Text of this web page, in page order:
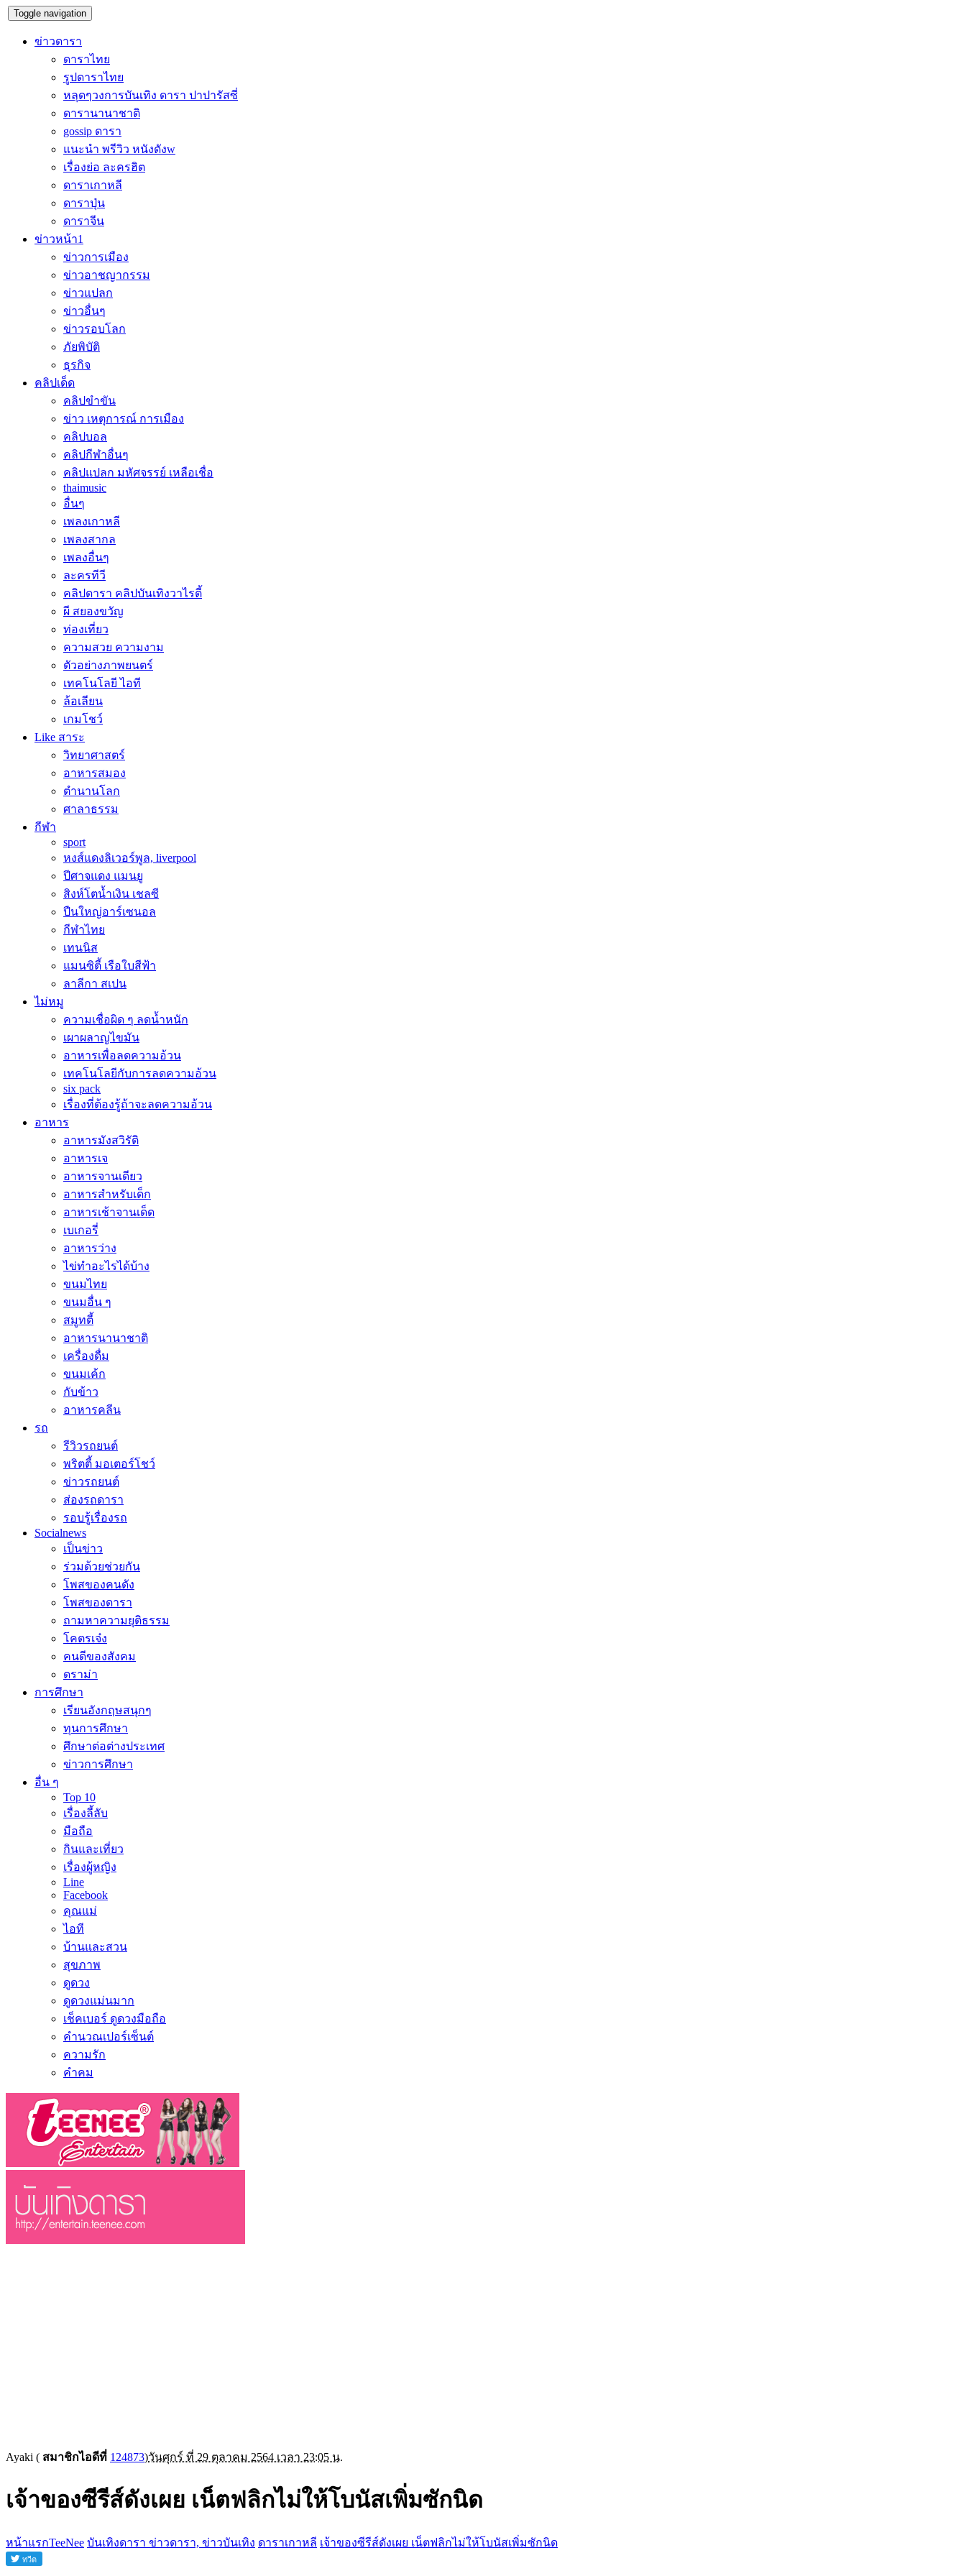
Toggle navigation
ข่าวดารา
ดาราไทย
รูปดาราไทย
หลุดๆวงการบันเทิง ดารา ปาปารัสซี่
ดารานานาชาติ
gossip ดารา
แนะนำ พรีวิว หนังดังw
เรื่องย่อ ละครฮิต
ดาราเกาหลี
ดาราปุ่น
ดาราจีน
ข่าวหน้า1
ข่าวการเมือง
ข่าวอาชญากรรม
ข่าวแปลก
ข่าวอื่นๆ
ข่าวรอบโลก
ภัยพิบัติ
ธุรกิจ
คลิปเด็ด
คลิปขำขัน
ข่าว เหตุการณ์ การเมือง
คลิปบอล
คลิปกีฬาอื่นๆ
คลิปแปลก มหัศจรรย์ เหลือเชื่อ
thaimusic
อื่นๆ
เพลงเกาหลี
เพลงสากล
เพลงอื่นๆ
ละครทีวี
คลิปดารา คลิปบันเทิงวาไรตี้
ผี สยองขวัญ
ท่องเที่ยว
ความสวย ความงาม
ตัวอย่างภาพยนตร์
เทคโนโลยี ไอที
ล้อเลียน
เกมโชว์
Like สาระ
วิทยาศาสตร์
อาหารสมอง
ตำนานโลก
ศาลาธรรม
กีฬา
sport
หงส์แดงลิเวอร์พูล, liverpool
ปีศาจแดง แมนยู
สิงห์โตน้ำเงิน เชลซี
ปืนใหญ่อาร์เซนอล
กีฬาไทย
เทนนิส
แมนซิตี้ เรือใบสีฟ้า
ลาลีกา สเปน
ไม่หมู
ความเชื่อผิด ๆ ลดน้ำหนัก
เผาผลาญไขมัน
อาหารเพื่อลดความอ้วน
เทคโนโลยีกับการลดความอ้วน
six pack
เรื่องที่ต้องรู้ถ้าจะลดความอ้วน
อาหาร
อาหารมังสวิรัติ
อาหารเจ
อาหารจานเดียว
อาหารสำหรับเด็ก
อาหารเช้าจานเด็ด
เบเกอรี่
อาหารว่าง
ไข่ทำอะไรได้บ้าง
ขนมไทย
ขนมอื่น ๆ
สมูทตี้
อาหารนานาชาติ
เครื่องดื่ม
ขนมเค้ก
กับข้าว
อาหารคลีน
รถ
รีวิวรถยนต์
พริตตี้ มอเตอร์โชว์
ข่าวรถยนต์
ส่องรถดารา
รอบรู้เรื่องรถ
Socialnews
เป็นข่าว
ร่วมด้วยช่วยกัน
โพสของคนดัง
โพสของดารา
ถามหาความยุติธรรม
โคตรเจ๋ง
คนดีของสังคม
ดราม่า
การศึกษา
เรียนอังกฤษสนุกๆ
ทุนการศึกษา
ศึกษาต่อต่างประเทศ
ข่าวการศึกษา
อื่น ๆ
Top 10
เรื่องลี้ลับ
มือถือ
กินและเที่ยว
เรื่องผู้หญิง
Line
Facebook
คุณแม่
ไอที
บ้านและสวน
สุขภาพ
ดูดวง
ดูดวงแม่นมาก
เช็คเบอร์ ดูดวงมือถือ
คำนวณเปอร์เซ็นต์
ความรัก
คำคม
Ayaki ( สมาชิกไอดีที่ 124873)วันศุกร์ ที่ 29 ตุลาคม 2564 เวลา 23:05 น.
เจ้าของซีรีส์ดังเผย เน็ตฟลิกไม่ให้โบนัสเพิ่มซักนิด
หน้าแรกTeeNee บันเทิงดารา ข่าวดารา, ข่าวบันเทิง ดาราเกาหลี เจ้าของซีรีส์ดังเผย เน็ตฟลิกไม่ให้โบนัสเพิ่มซักนิด